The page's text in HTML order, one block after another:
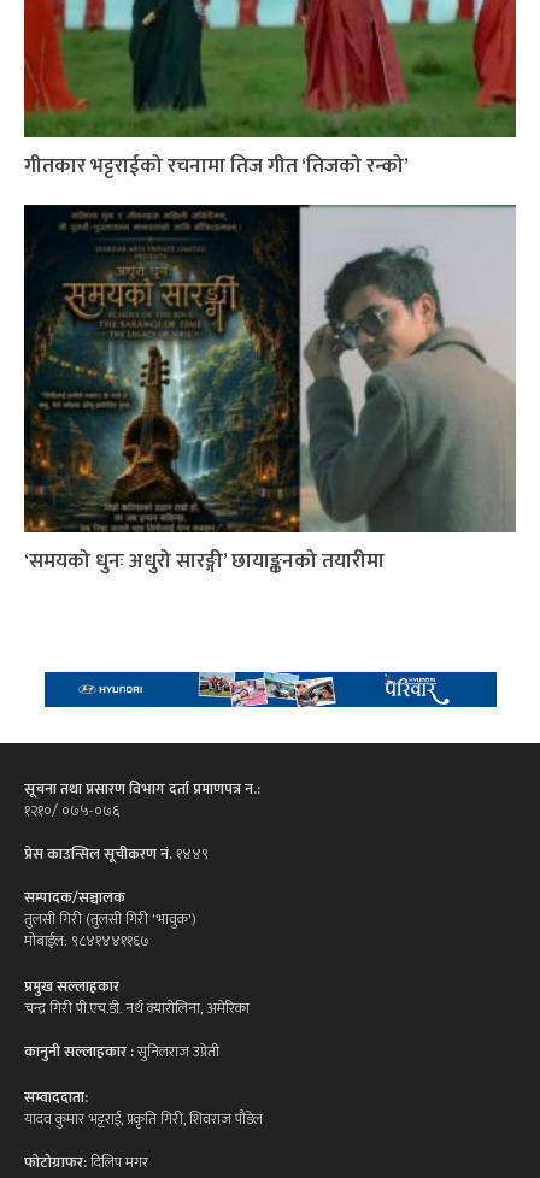
गीतकार भट्टराईको रचनामा तिज गीत ‘तिजको रन्को’
‘समयको धुनः अधुरो सारङ्गी’ छायाङ्कनको तयारीमा
सूचना तथा प्रसारण विभाग दर्ता प्रमाणपत्र न.:
१२१०/ ०७५-०७६
प्रेस काउन्सिल सूचीकरण नं.१४४९
सम्पादक/सञ्चालक
तुलसी गिरी (तुलसी गिरी 'भावुक')
मोबाईल: ९८४१४४११६७
प्रमुख सल्लाहकार
चन्द्र गिरी पी.एच.डी. नर्थ क्यारोलिना, अमेरिका
कानुनी सल्लाहकार :सुनिलराज उप्रेती
सम्वाददाता:
यादव कुमार भट्टराई, प्रकृति गिरी, शिवराज पौडेल
फोटोग्राफर:दिलिप मगर